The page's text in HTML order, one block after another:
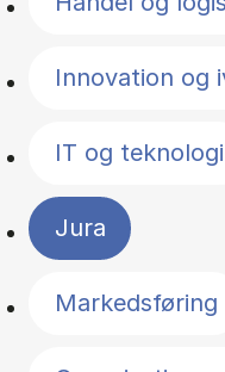
Innovation
IT og teknologi
Jura
Markedsføring